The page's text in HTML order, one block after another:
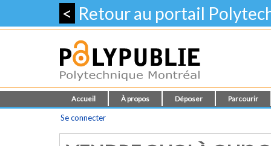
< Retour au portail
Accueil À propos Déposer Parcourir
Se connecter